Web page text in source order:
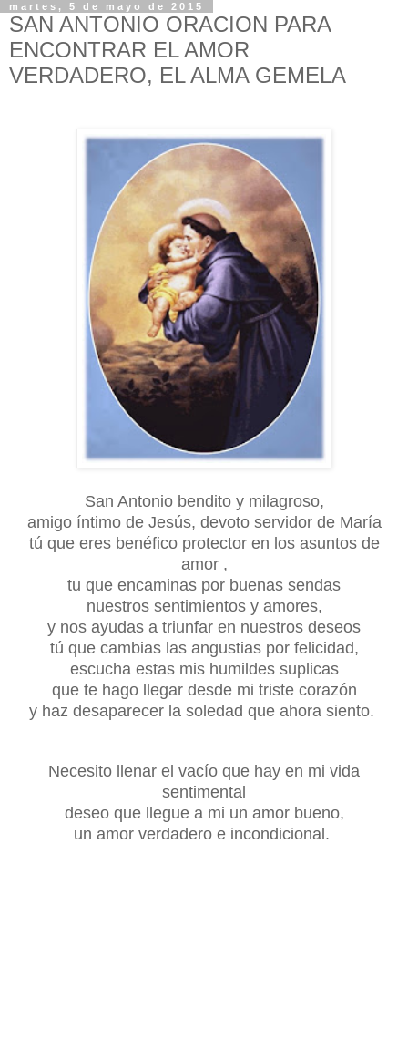
martes, 5 de mayo de 2015
SAN ANTONIO ORACION PARA
ENCONTRAR EL AMOR
VERDADERO, EL ALMA GEMELA
San Antonio bendito y milagroso,
amigo íntimo de Jesús, devoto servidor de María
tú que eres benéfico protector en los asuntos de
amor ,
tu que encaminas por buenas sendas
nuestros sentimientos y amores,
y nos ayudas a triunfar en nuestros deseos
tú que cambias las angustias por felicidad,
escucha estas mis humildes suplicas
que te hago llegar desde mi triste corazón
y haz desaparecer la soledad que ahora siento.
Necesito llenar el vacío que hay en mi vida
sentimental
deseo que llegue a mi un amor bueno,
un amor verdadero e incondicional.